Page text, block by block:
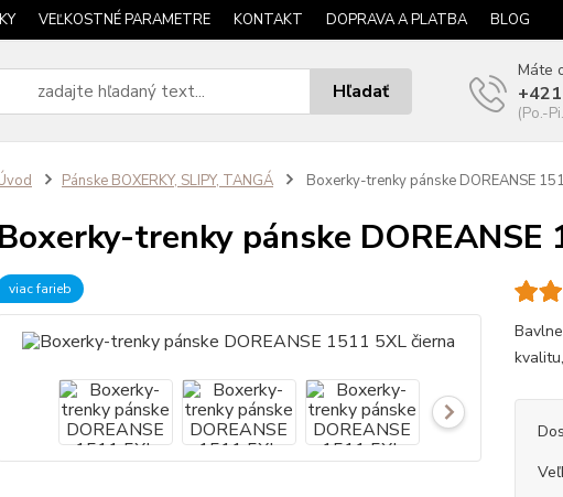
VEĽKOSTNÉ PARAMETRE KONTAKT DOPRAVA A PLATBA BLOG
Hľadať
Máte
(Po.-
Pánske BOXERKY, SLIPY, TANGÁ Boxerky-trenky pánske DOREANSE
Boxerky-trenky pánske DOREANSE
viac farieb